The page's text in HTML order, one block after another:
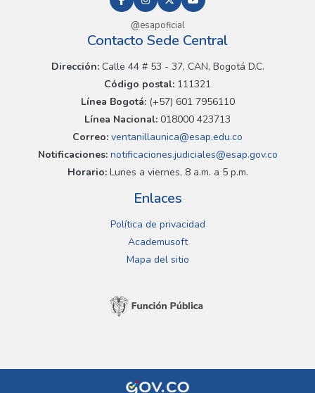
@esapoficial
Contacto Sede Central
Dirección:Calle 44 # 53 - 37, CAN, Bogotá D.C.
Código postal: 111321
Línea Bogotá:(+57) 601 7956110
Línea Nacional: 018000 423713
Correo: ventanillaunica@esap.edu.co
Notificaciones:notificaciones.judiciales@esap.gov.co
Horario:Lunes a viernes, 8 a.m. a 5 p.m.
Enlaces
Política de privacidad
Academusoft
Mapa del sitio